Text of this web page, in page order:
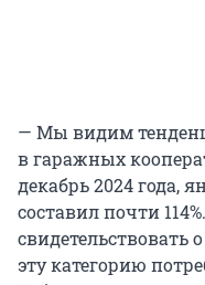
— Мы видим
в гаражных
декабрь 2024 года,
составил почти
эту категорию